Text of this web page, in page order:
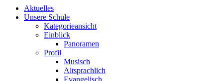
Aktuelles
Unsere Schule
Kategorieansicht
Einblick
Panoramen
Profil
Musisch
Altsprachlich